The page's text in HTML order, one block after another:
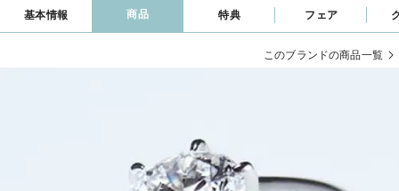
基本情報 商品 特典 フェア
このブランドの商品一覧